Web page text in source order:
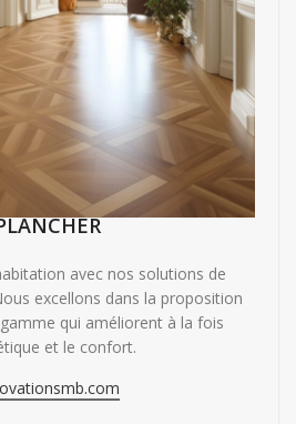
avec nos solutions de
excellons dans la proposition
qui améliorent à la fois
et le confort.